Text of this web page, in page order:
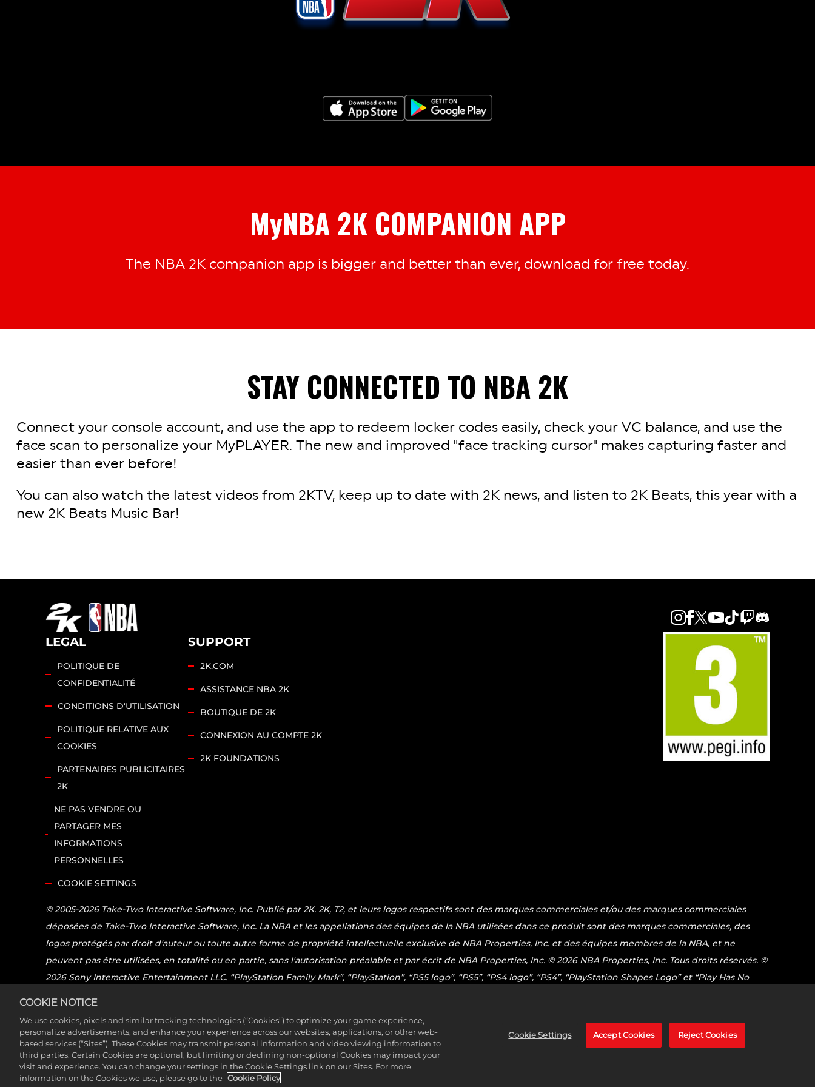
MyNBA 2K COMPANION APP
The NBA 2K companion app is bigger and better than ever, download for free today.
STAY CONNECTED TO NBA 2K
Connect your console account, and use the app to redeem locker codes easily, check your VC balance, and use the
face scan to personalize your MyPLAYER. The new and improved "face tracking cursor" makes capturing faster and
easier than ever before!
You can also watch the latest videos from 2KTV, keep up to date with 2K news, and listen to 2K Beats, this year with a
new 2K Beats Music Bar!
LEGAL
POLITIQUE DE
CONFIDENTIALITÉ
CONDITIONS D'UTILISATION
POLITIQUE RELATIVE AUX
COOKIES
PARTENAIRES PUBLICITAIRES
2K
NE PAS VENDRE OU
PARTAGER MES
INFORMATIONS
PERSONNELLES
COOKIE SETTINGS
SUPPORT
2K.COM
ASSISTANCE NBA 2K
BOUTIQUE DE 2K
CONNEXION AU COMPTE 2K
2K FOUNDATIONS
© 2005-2026 Take-Two Interactive Software, Inc. Publié par 2K. 2K, T2, et leurs logos respectifs sont des marques commerciales et/ou des marques commerciales
déposées de Take-Two Interactive Software, Inc. La NBA et les appellations des équipes de la NBA utilisées dans ce produit sont des marques commerciales, des
logos protégés par droit d'auteur ou toute autre forme de propriété intellectuelle exclusive de NBA Properties, Inc. et des équipes membres de la NBA, et ne
peuvent pas être utilisées, en totalité ou en partie, sans l'autorisation préalable et par écrit de NBA Properties, Inc. © 2026 NBA Properties, Inc. Tous droits réservés. ©
2026 Sony Interactive Entertainment LLC. “PlayStation Family Mark”, “PlayStation”, “PS5 logo”, “PS5”, “PS4 logo”, “PS4”, “PlayStation Shapes Logo” et “Play Has No
commerciale de Nintendo.L'icône de classification est une marque déposée par l'Entertainment Software Association. Toutes les autres marques et marques
déposées appartiennent à leurs propriétaires respectifs. Tous droits réservés.
COOKIE NOTICE
We use cookies, pixels and similar tracking technologies (“Cookies”) to optimize your game experience,
personalize advertisements, and enhance your experience across our websites, applications, or other web-
based services (“Sites”). These Cookies may transmit personal information and video viewing information to
third parties. Certain Cookies are optional, but limiting or declining non-optional Cookies may impact your
visit and experience. You can change your settings in the Cookie Settings link on our Sites. For more
information on the Cookies we use, please go to the Cookie Policy
Cookie Settings Accept Cookies Reject Cookies